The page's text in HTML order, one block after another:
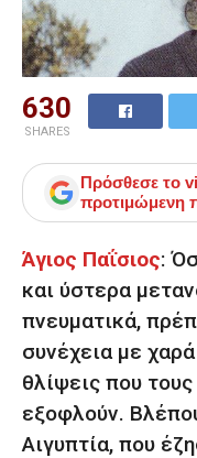
630
SHARES
Πρόσθεσε το
προτιμώμενη
Άγιος Παΐσιος:
και ύστερα
πνευματικά,
συνέχεια με
θλίψεις που τους
εξοφλούν.
Αιγυπτία, που